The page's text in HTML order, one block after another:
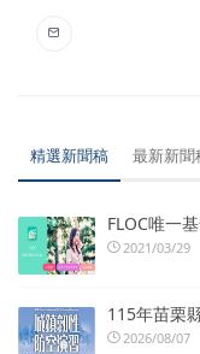
精選新聞稿 最新新聞
FLOC唯一
2021/03/29
115年苗栗
2026/08/07